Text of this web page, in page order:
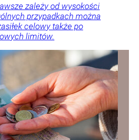
zależy od wysokości
przypadkach można
celowy także po
limitów.